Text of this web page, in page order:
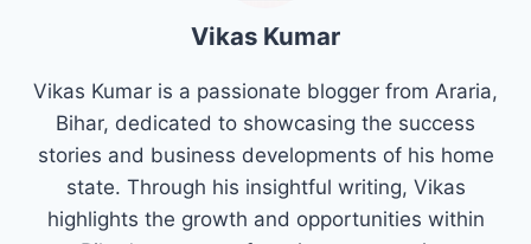
Vikas Kumar
Vikas Kumar is a passionate blogger from Araria,
Bihar, dedicated to showcasing the success
stories and business developments of his home
state. Through his insightful writing, Vikas
highlights the growth and opportunities within